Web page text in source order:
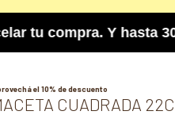
Y hasta 30
el 10% de descuento
CUADRADA